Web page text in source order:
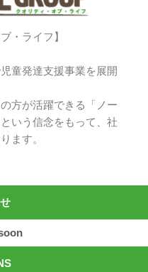
・ライフ】
童発達支援事業を展開
方が活躍できる「ノー
いう信念をもって、社
ます。